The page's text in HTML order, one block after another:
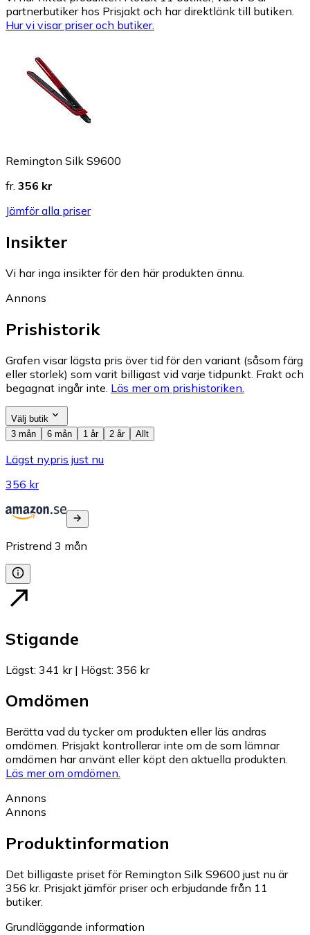
partnerbutiker hos Prisjakt och har direktlänk till butiken.
Hur vi visar priser och butiker.
Remington Silk S9600
fr. 356 kr
Jämför alla priser
Insikter
Vi har inga insikter för den här produkten ännu.
Annons
Prishistorik
Grafen visar lägsta pris över tid för den variant (såsom färg
eller storlek) som varit billigast vid varje tidpunkt. Frakt och
begagnat ingår inte. Läs mer om prishistoriken.
Välj butik
3 mån
6 mån 1 år 2 år Allt
Lägst nypris just nu
356 kr
Pristrend 3 mån
Stigande
Lägst: 341 kr| Högst: 356 kr
Omdömen
Berätta vad du tycker om produkten eller läs andras
omdömen. Prisjakt kontrollerar inte om de som lämnar
omdömen har använt eller köpt den aktuella produkten.
Läs mer om omdömen.
Annons
Annons
Produktinformation
Det billigaste priset för Remington Silk S9600 just nu är
356 kr. Prisjakt jämför priser och erbjudande från 11
butiker.
Grundläggande information